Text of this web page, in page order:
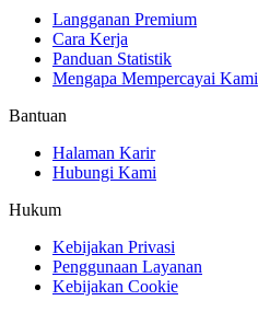
Langganan Premium
Cara Kerja
Panduan Statistik
Mengapa Mempercayai Kami
Bantuan
Halaman Karir
Hubungi Kami
Hukum
Kebijakan Privasi
Penggunaan Layanan
Kebijakan Cookie